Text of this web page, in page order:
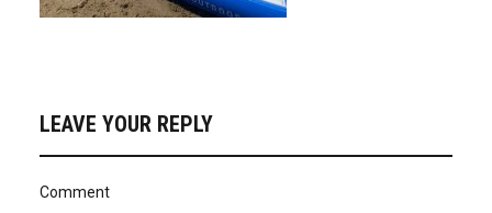
LEAVE YOUR REPLY
Comment